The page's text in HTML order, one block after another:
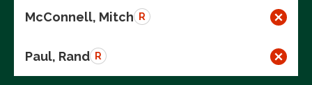
McConnell, Mitch R
Paul, Rand R